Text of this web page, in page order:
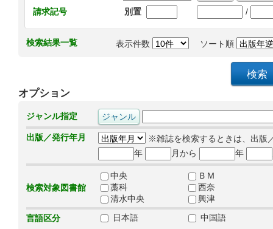
請求記号
別置 /
検索結果一覧 表示件数 ソート順
オプション
ジャンル指定
出版／発行年月
※雑誌を検索するときは、出版
年
月から 年
検索対象図書館
中央
ＢＭ
藁科
西奈
清水中央
興津
言語区分
日本語 中国語